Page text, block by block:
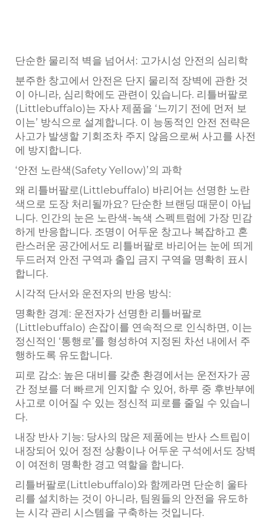
단순한 물리적 벽을 넘어서: 고가시성 안전의 심리학
분주한 창고에서 안전은 단지 물리적 장벽에 관한 것
이 아니라, 심리학에도 관련이 있습니다. 리틀버팔로
(Littlebuffalo)는 자사 제품을 ‘느끼기 전에 먼저 보
이는’ 방식으로 설계합니다. 이 능동적인 안전 전략은
사고가 발생할 기회조차 주지 않음으로써 사고를 사전
에 방지합니다.
‘안전 노란색(Safety Yellow)’의 과학
왜 리틀버팔로(Littlebuffalo) 바리어는 선명한 노란
색으로 도장 처리될까요? 단순한 브랜딩 때문이 아닙
니다. 인간의 눈은 노란색-녹색 스펙트럼에 가장 민감
하게 반응합니다. 조명이 어두운 창고나 복잡하고 혼
란스러운 공간에서도 리틀버팔로 바리어는 눈에 띄게
두드러져 안전 구역과 출입 금지 구역을 명확히 표시
합니다.
시각적 단서와 운전자의 반응 방식:
명확한 경계: 운전자가 선명한 리틀버팔로
(Littlebuffalo) 손잡이를 연속적으로 인식하면, 이는
정신적인 ‘통행로’를 형성하여 지정된 차선 내에서 주
행하도록 유도합니다.
피로 감소: 높은 대비를 갖춘 환경에서는 운전자가 공
간 정보를 더 빠르게 인지할 수 있어, 하루 중 후반부에
사고로 이어질 수 있는 정신적 피로를 줄일 수 있습니
다.
내장 반사 기능: 당사의 많은 제품에는 반사 스트립이
내장되어 있어 정전 상황이나 어두운 구석에서도 장벽
이 여전히 명확한 경고 역할을 합니다.
리틀버팔로(Littlebuffalo)와 함께라면 단순히 울타
리를 설치하는 것이 아니라, 팀원들의 안전을 유도하
는 시각 관리 시스템을 구축하는 것입니다.